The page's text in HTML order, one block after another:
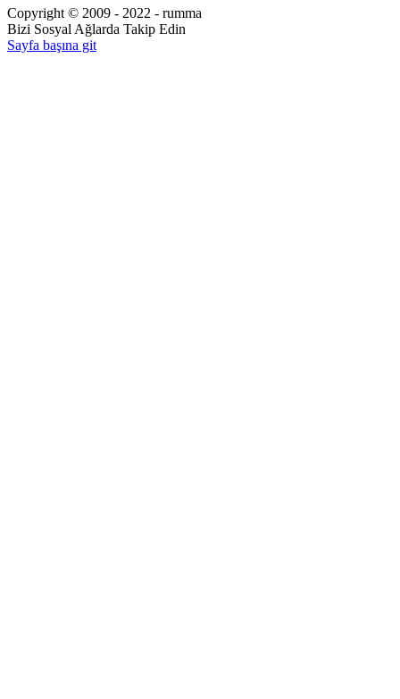
Copyright © 2009 - 2022 - rumma
Bizi Sosyal Ağlarda Takip Edin
Sayfa başına git